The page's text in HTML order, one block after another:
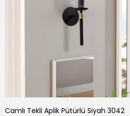
Camlı Tekli Aplik Pütürlü Siyah 3042